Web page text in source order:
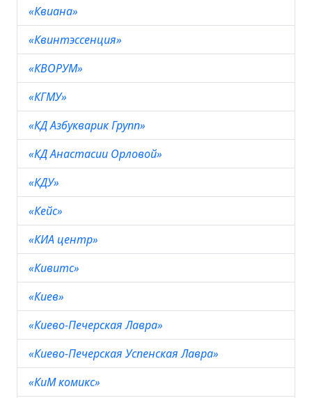
«Квиана»
«Квинтэссенция»
«КВОРУМ»
«КГМУ»
«КД Азбукварик Групп»
«КД Анастасии Орловой»
«КДУ»
«Кейс»
«КИА центр»
«Кивитс»
«Киев»
«Киево-Печерская Лавра»
«Киево-Печерская Успенская Лавра»
«КиМ комикс»